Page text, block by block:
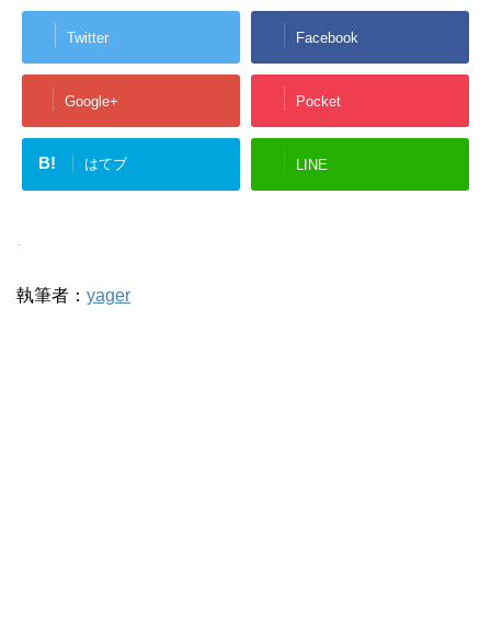
Twitter Facebook
Google+ Pocket
B! はてブ LINE
-
執筆者： yager